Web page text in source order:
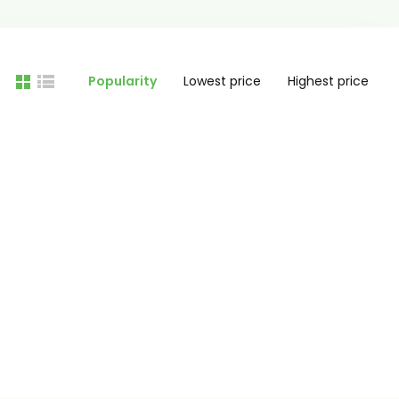
Popularity Lowest price Highest price